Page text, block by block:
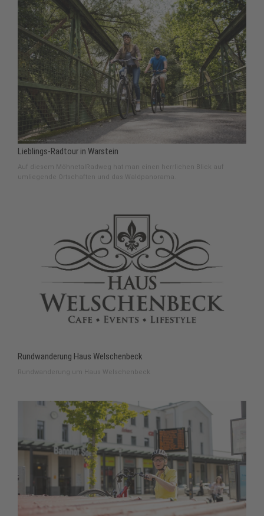
Lieblings-Radtour in Warstein
Auf diesem MöhnetalRadweg hat man einen herrlichen Blick auf
umliegende Ortschaften und das Waldpanorama.
Rundwanderung Haus Welschenbeck
Rundwanderung um Haus Welschenbeck